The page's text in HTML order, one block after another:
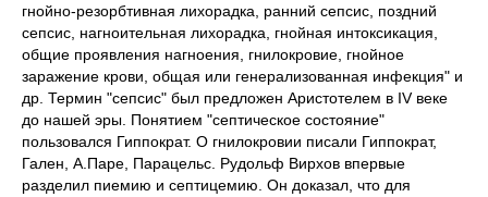
гнойно-резорбтивная лихорадка, ранний сепсис, поздний
сепсис, нагноительная лихорадка, гнойная интоксикация,
общие проявления нагноения, гнилокровие, гнойное
заражение крови, общая или генерализованная инфекция" и
др. Термин "сепсис" был предложен Аристотелем в IV веке
до нашей эры. Понятием "септическое состояние"
пользовался Гиппократ. О гнилокровии писали Гиппократ,
Гален, А.Паре, Парацельс. Рудольф Вирхов впервые
разделил пиемию и септицемию. Он доказал, что для